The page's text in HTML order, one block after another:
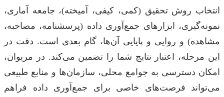
انتخاب روش تحقیق (کمی، کیفی، آمیخته)، جامعه آماری،
نمونه‌گیری، ابزارهای جمع‌آوری داده (پرسشنامه، مصاحبه،
مشاهده) و روایی و پایایی آن‌ها، گام بعدی است. دقت در
این مرحله، اعتبار نتایج شما را تضمین می‌کند. در مریوان،
امکان دسترسی به جوامع محلی، سازمان‌ها و منابع طبیعی
می‌تواند فرصت‌های خاصی برای جمع‌آوری داده فراهم